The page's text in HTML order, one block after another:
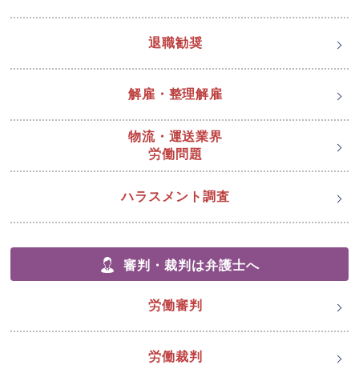
退職勧奨
解雇・整理解雇
物流・運送業界
労働問題
ハラスメント調査
審判・裁判は弁護士へ
労働審判
労働裁判